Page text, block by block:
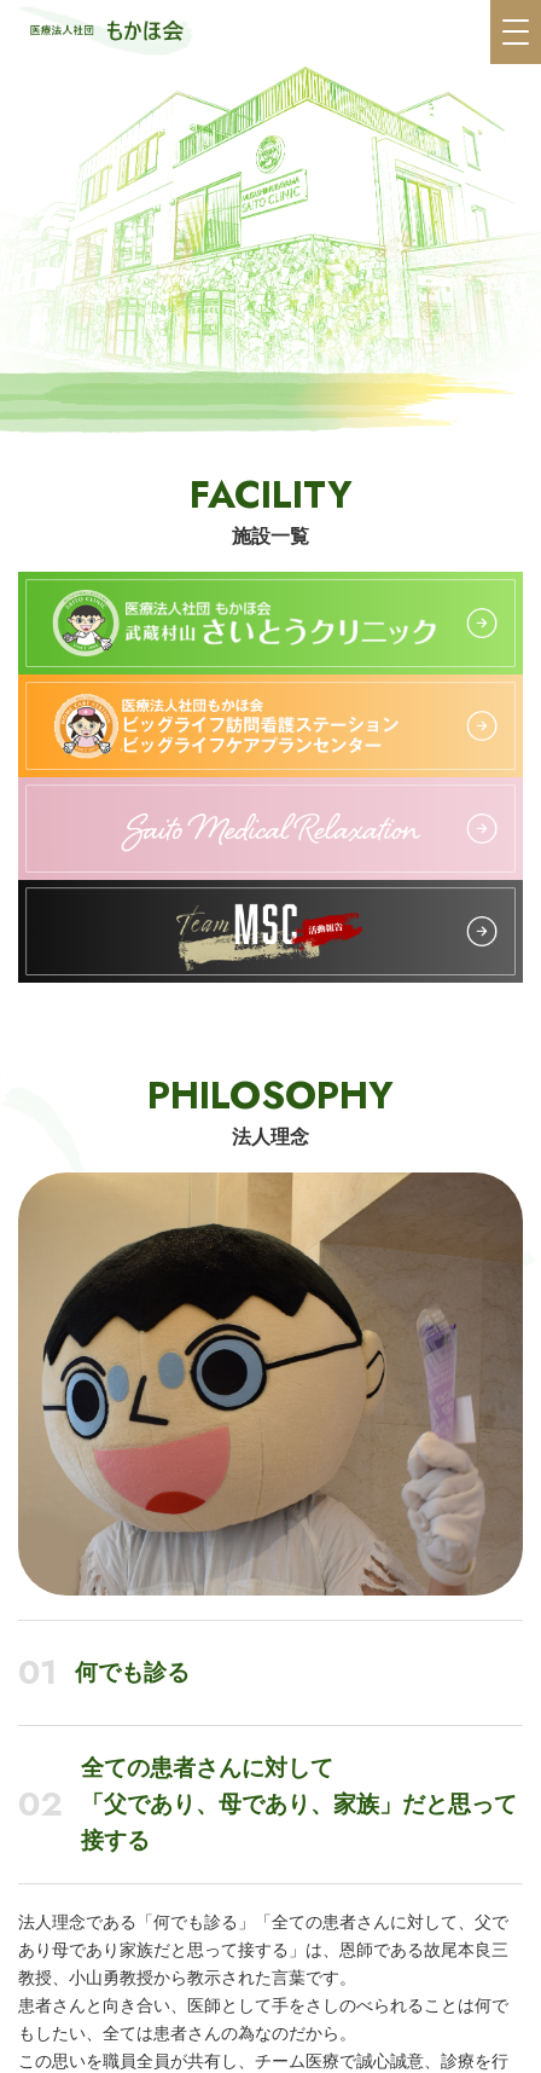
FACILITY
施設一覧
PHILOSOPHY
法人理念
01 何でも診る
02
全ての患者さんに対して
「父であり、母であり、家族」だと思って
接する
法人理念である「何でも診る」「全ての患者さんに対して、父で
あり母であり家族だと思って接する」は、恩師である故尾本良三
教授、小山勇教授から教示された言葉です。
患者さんと向き合い、医師として手をさしのべられることは何で
もしたい、全ては患者さんの為なのだから。
この思いを職員全員が共有し、チーム医療で誠心誠意、診療を行